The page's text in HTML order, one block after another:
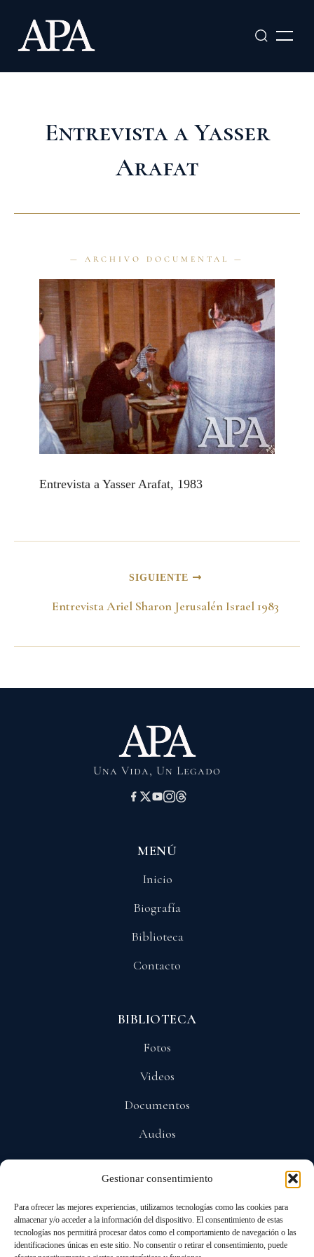
Gestionar consentimiento
Para ofrecer las mejores experiencias, utilizamos tecnologías como las cookies para
almacenar y/o acceder a la información del dispositivo. El consentimiento de estas
tecnologías nos permitirá procesar datos como el comportamiento de navegación o las
identificaciones únicas en este sitio. No consentir o retirar el consentimiento, puede
contenido
Entrevista a Yasser
Arafat
Entrevista a Yasser Arafat, 1983
SIGUIENTE
Entrevista Ariel Sharon Jerusalén Israel 1983
Una Vida, Un Legado
MENÚ
Inicio
Biografía
Biblioteca
Contacto
BIBLIOTECA
Fotos
Videos
Documentos
Audios
Privacidad
Protección De Datos